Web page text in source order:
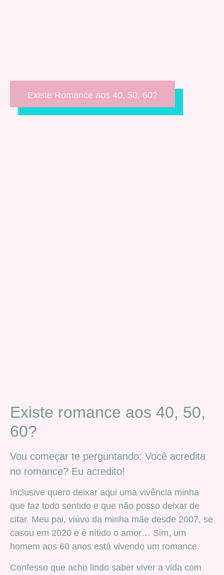
Existe Romance aos 40, 50, 60?
Existe romance aos 40, 50,
60?
Vou começar te perguntando: Você acredita
no romance? Eu acredito!
Inclusive quero deixar aqui uma vivência minha
que faz todo sentido e que não posso deixar de
citar. Meu pai, viúvo da minha mãe desde 2007, se
casou em 2020 e é nítido o amor… Sim, um
homem aos 60 anos está vivendo um romance.
Confesso que acho lindo saber viver a vida com